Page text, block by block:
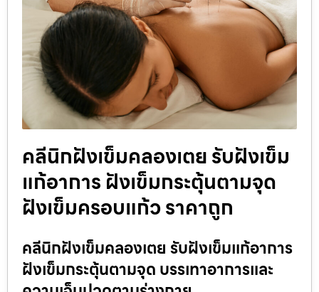
คลีนิกฝังเข็มคลองเตย รับฝังเข็ม
แก้อาการ ฝังเข็มกระตุ้นตามจุด
ฝังเข็มครอบแก้ว ราคาถูก
คลีนิกฝังเข็มคลองเตย รับฝังเข็มแก้อาการ
ฝังเข็มกระตุ้นตามจุด บรรเทาอาการและ